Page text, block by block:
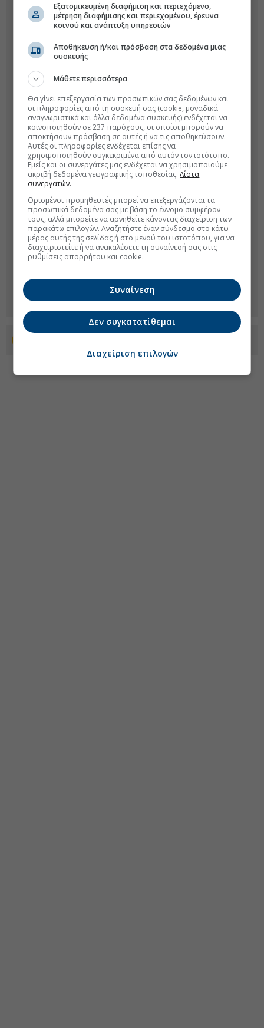
Εξατομικευμένη διαφήμιση και περιεχόμενο,
μέτρηση διαφήμισης και περιεχομένου, έρευνα
κοινού και ανάπτυξη υπηρεσιών
Αποθήκευση ή/και πρόσβαση στα δεδομένα μιας
συσκευής
Μάθετε περισσότερα
Θα γίνει επεξεργασία των προσωπικών σας δεδομένων και
οι πληροφορίες από τη συσκευή σας (cookie, μοναδικά
αναγνωριστικά και άλλα δεδομένα συσκευής) ενδέχεται να
κοινοποιηθούν σε 237 παρόχους, οι οποίοι μπορούν να
αποκτήσουν πρόσβαση σε αυτές ή να τις αποθηκεύσουν.
Αυτές οι πληροφορίες ενδέχεται επίσης να
χρησιμοποιηθούν συγκεκριμένα από αυτόν τον ιστότοπο.
Εμείς και οι συνεργάτες μας ενδέχεται να χρησιμοποιούμε
ακριβή δεδομένα γεωγραφικής τοποθεσίας.Λίστα
συνεργατών.
Ορισμένοι προμηθευτές μπορεί να επεξεργάζονται τα
προσωπικά δεδομένα σας με βάση το έννομο συμφέρον
τους, αλλά μπορείτε να αρνηθείτε κάνοντας διαχείριση των
παρακάτω επιλογών. Αναζητήστε έναν σύνδεσμο στο κάτω
μέρος αυτής της σελίδας ή στο μενού του ιστοτόπου, για να
διαχειριστείτε ή να ανακαλέσετε τη συναίνεσή σας στις
ρυθμίσεις απορρήτου και cookie.
Συναίνεση
Δεν συγκατατίθεμαι
Διαχείριση επιλογών